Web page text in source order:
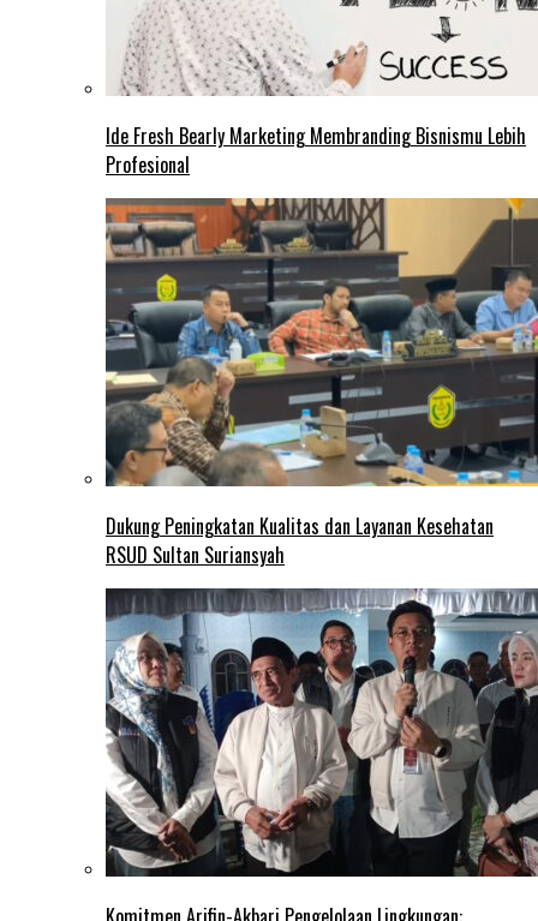
Ide Fresh Bearly Marketing Membranding Bisnismu Lebih
Profesional
Dukung Peningkatan Kualitas dan Layanan Kesehatan
RSUD Sultan Suriansyah